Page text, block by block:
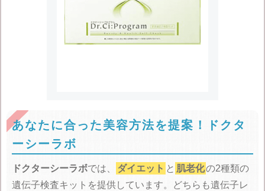
あなたに合った美容方法を提案！ドクタ
ーシーラボ
ドクターシーラボでは、 ダイエット と 肌老化の2種類の
遺伝子検査キットを提供しています。どちらも遺伝子レ